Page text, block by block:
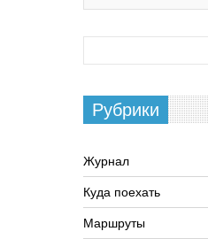
Рубрики
Журнал
Куда поехать
Маршруты